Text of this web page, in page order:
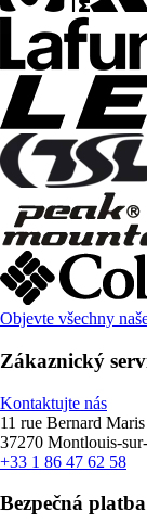
Objevte všechny
Zákaznický
Kontaktujte nás
11 rue Bernard Maris
37270 Montlouis-
+33 1 86 47 62 58
Bezpečná platba